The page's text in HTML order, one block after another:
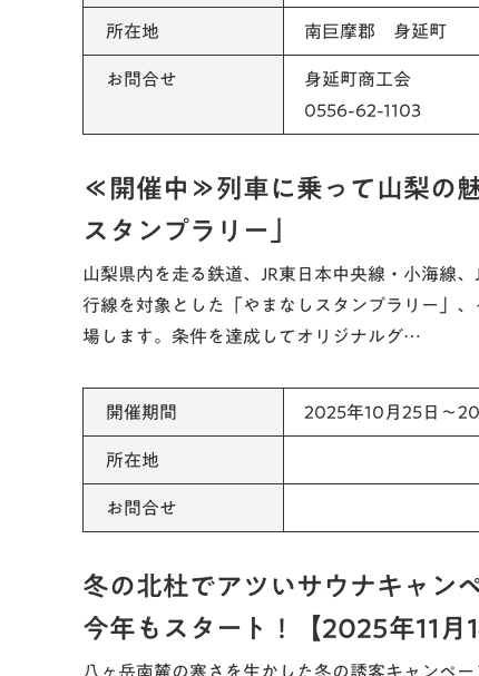
所在地 南巨摩郡 身延町
お問合せ
身延町商工会
0556-62-1103
≪開催中≫列車に乗って山梨の
スタンプラリー」
山梨県内を走る鉄道、JR東日本中央線・小海線
行線を対象とした「やまなしスタンプラリー」
場します。条件を達成してオリジナルグ…
開催期間 2025年10月25日～
所在地
お問合せ
冬の北杜でアツいサウナキャン
今年もスタート！【2025年11月
八ヶ岳南麓の寒さを生かした冬の誘客キャンペ